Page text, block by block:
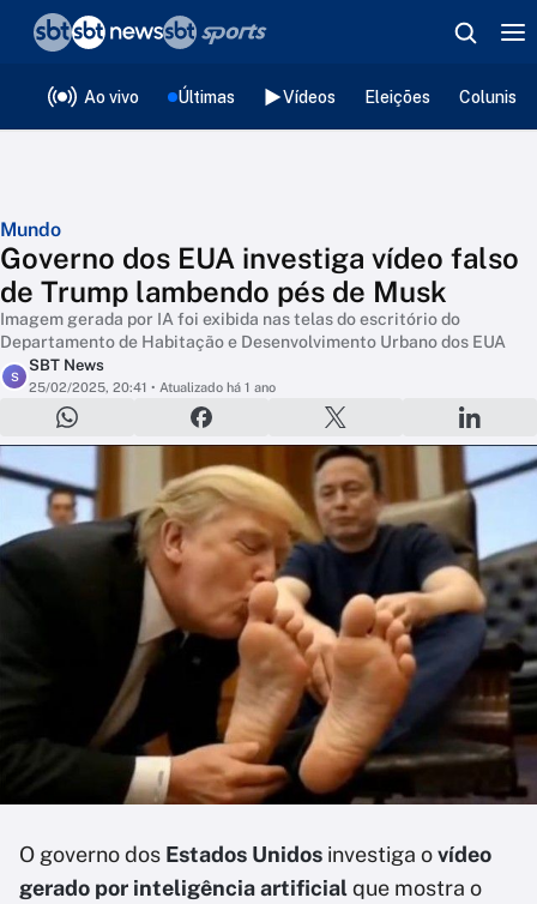
Ao vivo Últimas Vídeos Eleições
Mundo
Governo dos EUA investiga vídeo falso
de Trump lambendo pés de Musk
Imagem gerada por IA foi exibida nas telas do escritório do
Departamento de Habitação e Desenvolvimento Urbano dos EUA
S
SBT News
25/02/2025, 20:41 • Atualizado há 1 ano
O governo dos Estados Unidos investiga ovídeo
gerado por inteligência artificialque mostra o
❮voltar
Editorias